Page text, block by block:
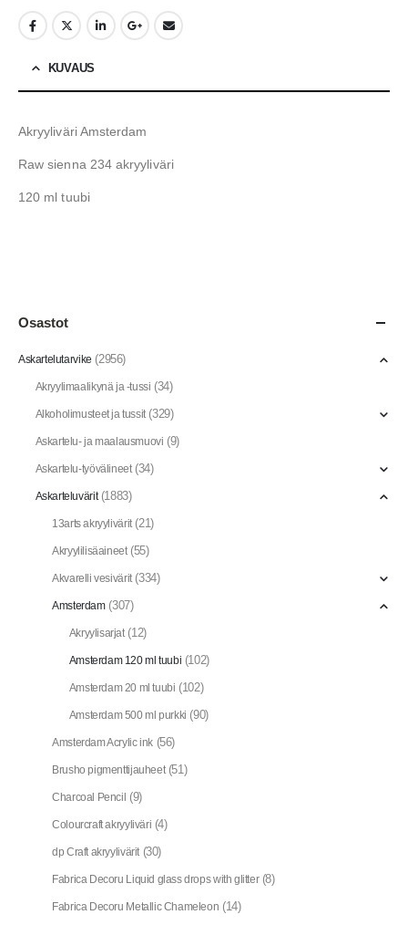
KUVAUS
Akryyliväri Amsterdam
Raw sienna 234 akryyliväri
120 ml tuubi
Osastot
Askartelutarvike (2956)
Akryylimaalikynä ja -tussi (34)
Alkoholimusteet ja tussit (329)
Askartelu- ja maalausmuovi (9)
Askartelu-työvälineet (34)
Askarteluvärit (1883)
13arts akryylivärit (21)
Akryylilisäaineet (55)
Akvarelli vesivärit (334)
Amsterdam (307)
Akryylisarjat (12)
Amsterdam 120 ml tuubi (102)
Amsterdam 20 ml tuubi (102)
Amsterdam 500 ml purkki (90)
Amsterdam Acrylic ink (56)
Brusho pigmenttijauheet (51)
Charcoal Pencil (9)
Colourcraft akryyliväri (4)
dp Craft akryylivärit (30)
Fabrica Decoru Liquid glass drops with glitter (8)
Fabrica Decoru Metallic Chameleon (14)